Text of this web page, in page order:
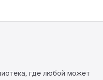
где любой может